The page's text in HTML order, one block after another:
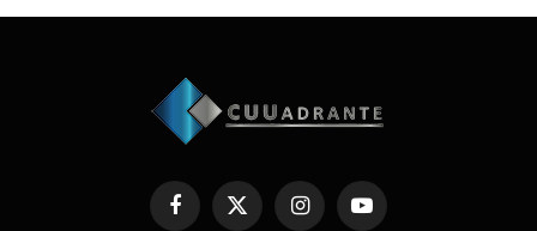
Facebook
X
InstagramYouTube